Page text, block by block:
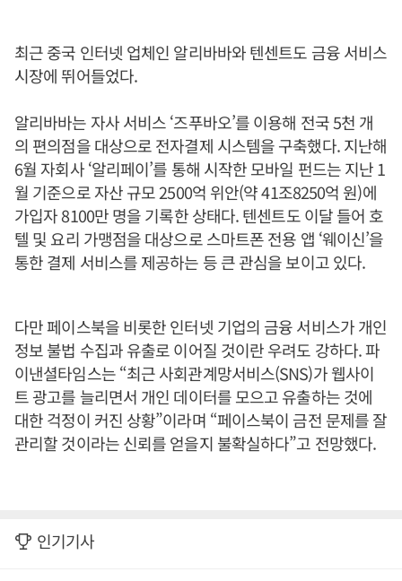
최근 중국 인터넷 업체인 알리바바와 텐센트도 금융 서비스
시장에 뛰어들었다.
알리바바는 자사 서비스 ‘즈푸바오’를 이용해 전국 5천 개
의 편의점을 대상으로 전자결제 시스템을 구축했다. 지난해
6월 자회사 ‘알리페이’를 통해 시작한 모바일 펀드는 지난 1
월 기준으로 자산 규모 2500억 위안(약 41조8250억 원)에
가입자 8100만 명을 기록한 상태다. 텐센트도 이달 들어 호
텔 및 요리 가맹점을 대상으로 스마트폰 전용 앱 ‘웨이신’을
통한 결제 서비스를 제공하는 등 큰 관심을 보이고 있다.
다만 페이스북을 비롯한 인터넷 기업의 금융 서비스가 개인
정보 불법 수집과 유출로 이어질 것이란 우려도 강하다. 파
이낸셜타임스는 “최근 사회관계망서비스(SNS)가 웹사이
트 광고를 늘리면서 개인 데이터를 모으고 유출하는 것에
대한 걱정이 커진 상황”이라며 “페이스북이 금전 문제를 잘
관리할 것이라는 신뢰를 얻을지 불확실하다”고 전망했다.
인기기사